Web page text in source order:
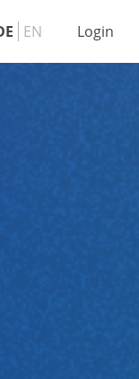
EN Login